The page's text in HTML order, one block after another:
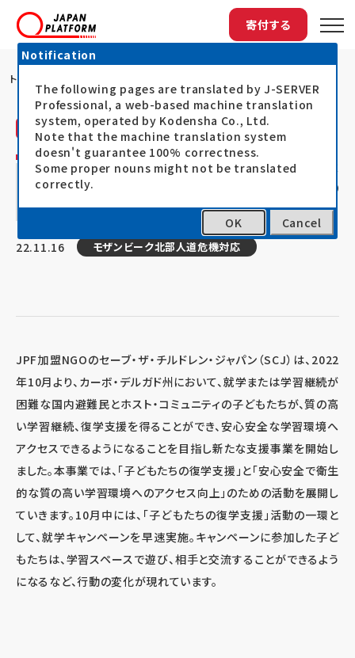
寄付する
トップ
活動レポート セーブ・ザ・チルドレン・ジャパン（SCJ）
SCJが「カーボ・デルガド州における国内避
難民と脆弱性の高いホスト・コミュニティの
子どものための学習支援事業」を開始
22.11.16 モザンビーク北部人道危機対応
JPF加盟NGOのセーブ・ザ・チルドレン・ジャパン（SCJ）は、2022
年10月より、カーボ・デルガド州において、就学または学習継続が
困難な国内避難民とホスト・コミュニティの子どもたちが、質の高
い学習継続、復学支援を得ることができ、安心安全な学習環境へ
アクセスできるようになることを目指し新たな支援事業を開始し
ました。本事業では、「子どもたちの復学支援」と「安心安全で衛生
的な質の高い学習環境へのアクセス向上」のための活動を展開し
ていきます。10月中には、「子どもたちの復学支援」活動の一環と
して、就学キャンペーンを早速実施。キャンペーンに参加した子ど
もたちは、学習スペースで遊び、相手と交流することができるよう
になるなど、行動の変化が現れています。
Notification
The following pages are translated by J-SERVER
Professional, a web-based machine translation
system, operated by Kodensha Co., Ltd.
Note that the machine translation system
doesn't guarantee 100% correctness.
Some proper nouns might not be translated
correctly.
OK Cancel